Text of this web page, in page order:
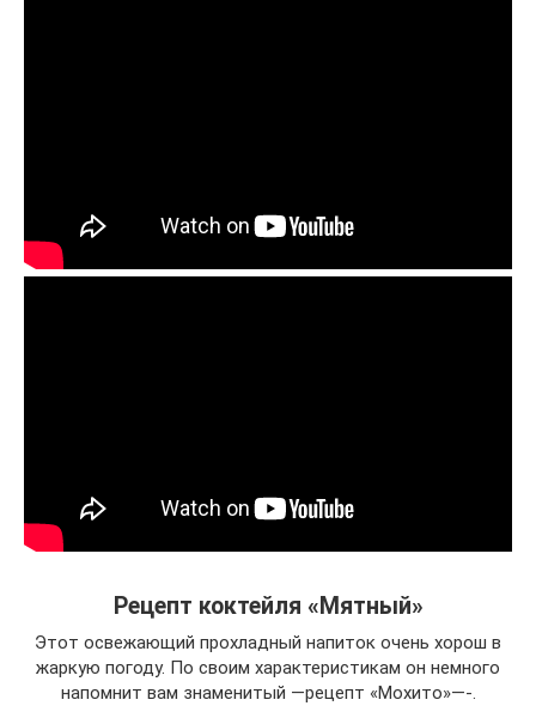
Рецепт коктейля «Мятный»
Этот освежающий прохладный напиток очень хорош в
жаркую погоду. По своим характеристикам он немного
напомнит вам знаменитый —рецепт «Мохито»—-.